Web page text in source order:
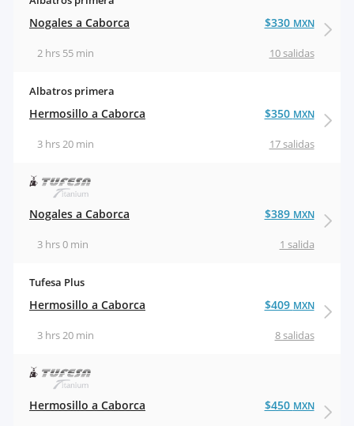
Nogales a Caborca
10 salidas
2 hrs 55 min
$330 MXN
Albatros primera
Hermosillo a Caborca
17 salidas
3 hrs 20 min
$350 MXN
Nogales a Caborca
1 salida
3 hrs 0 min
$389 MXN
Tufesa Plus
Hermosillo a Caborca
8 salidas
3 hrs 20 min
$409 MXN
Hermosillo a Caborca $450 MXN